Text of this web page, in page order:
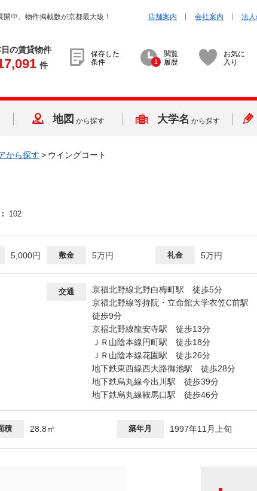
中。物件掲載数が京都最大級！ 店舗案内 会社案内 法
の賃貸物件
件
保存した
条件
1
閲覧
履歴
お気に
入り
地図 から探す 大学名 から探す
から探す > ウイングコート
102
5,000円 敷金 5万円 礼金 5万円
交通
京福北野線北野白梅町駅 徒歩5分
京福北野線等持院・立命館大学衣笠C前駅
徒歩9分
京福北野線龍安寺駅 徒歩13分
ＪＲ山陰本線円町駅 徒歩18分
ＪＲ山陰本線花園駅 徒歩26分
地下鉄東西線西大路御池駅 徒歩28分
地下鉄烏丸線今出川駅 徒歩39分
地下鉄烏丸線鞍馬口駅 徒歩46分
積 28.8㎡ 築年月 1997年11月上旬